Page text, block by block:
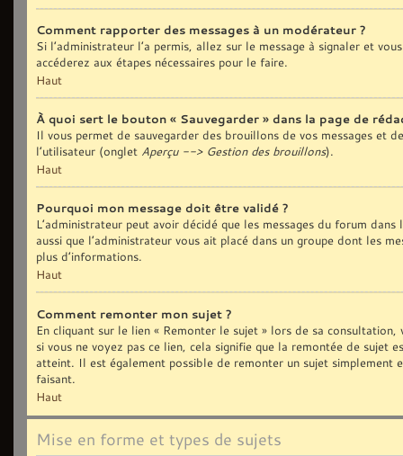
Comment rapporter des messages à un modérateur ?
Si l’administrateur l’a permis, allez sur le message à signaler et
accéderez aux étapes nécessaires pour le faire.
Haut
À quoi sert le bouton « Sauvegarder » dans la page de
Il vous permet de sauvegarder des brouillons de vos messages et
l’utilisateur (onglet Aperçu --> Gestion des brouillons).
Haut
Pourquoi mon message doit être validé ?
L’administrateur peut avoir décidé que les messages du forum
aussi que l’administrateur vous ait placé dans un groupe dont les
plus d’informations.
Haut
Comment remonter mon sujet ?
En cliquant sur le lien « Remonter le sujet » lors de sa consultation,
si vous ne voyez pas ce lien, cela signifie que la remontée de sujet
atteint. Il est également possible de remonter un sujet simplement
faisant.
Haut
Mise en forme et types de sujets